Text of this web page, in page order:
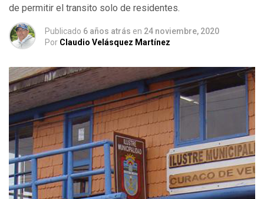
de permitir el transito solo de residentes.
Publicado 6 años atrás en 24 noviembre, 2020
Por Claudio Velásquez Martínez